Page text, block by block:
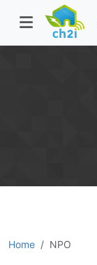
Home NPO